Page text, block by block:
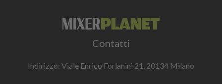
Contatti
Indirizzo: Viale Enrico Forlanini 21, 20134 Milano